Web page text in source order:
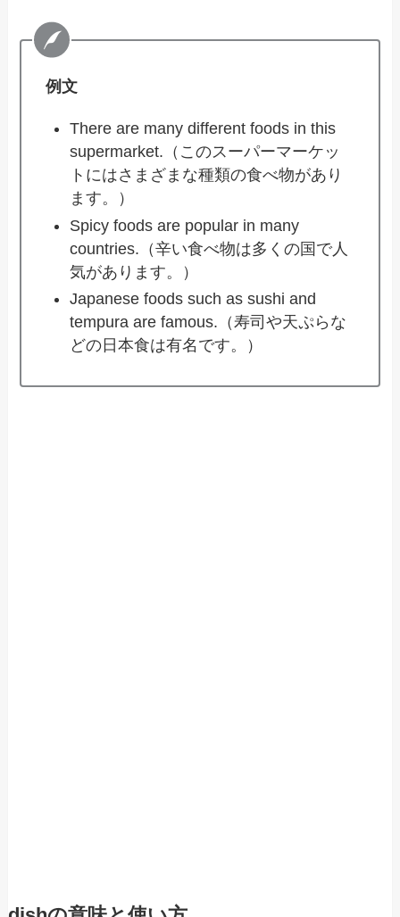
例文
There are many different foods in this
supermarket.（このスーパーマーケッ
トにはさまざまな種類の食べ物があり
ます。）
Spicy foods are popular in many
countries.（辛い食べ物は多くの国で人
気があります。）
Japanese foods such as sushi and
tempura are famous.（寿司や天ぷらな
どの日本食は有名です。）